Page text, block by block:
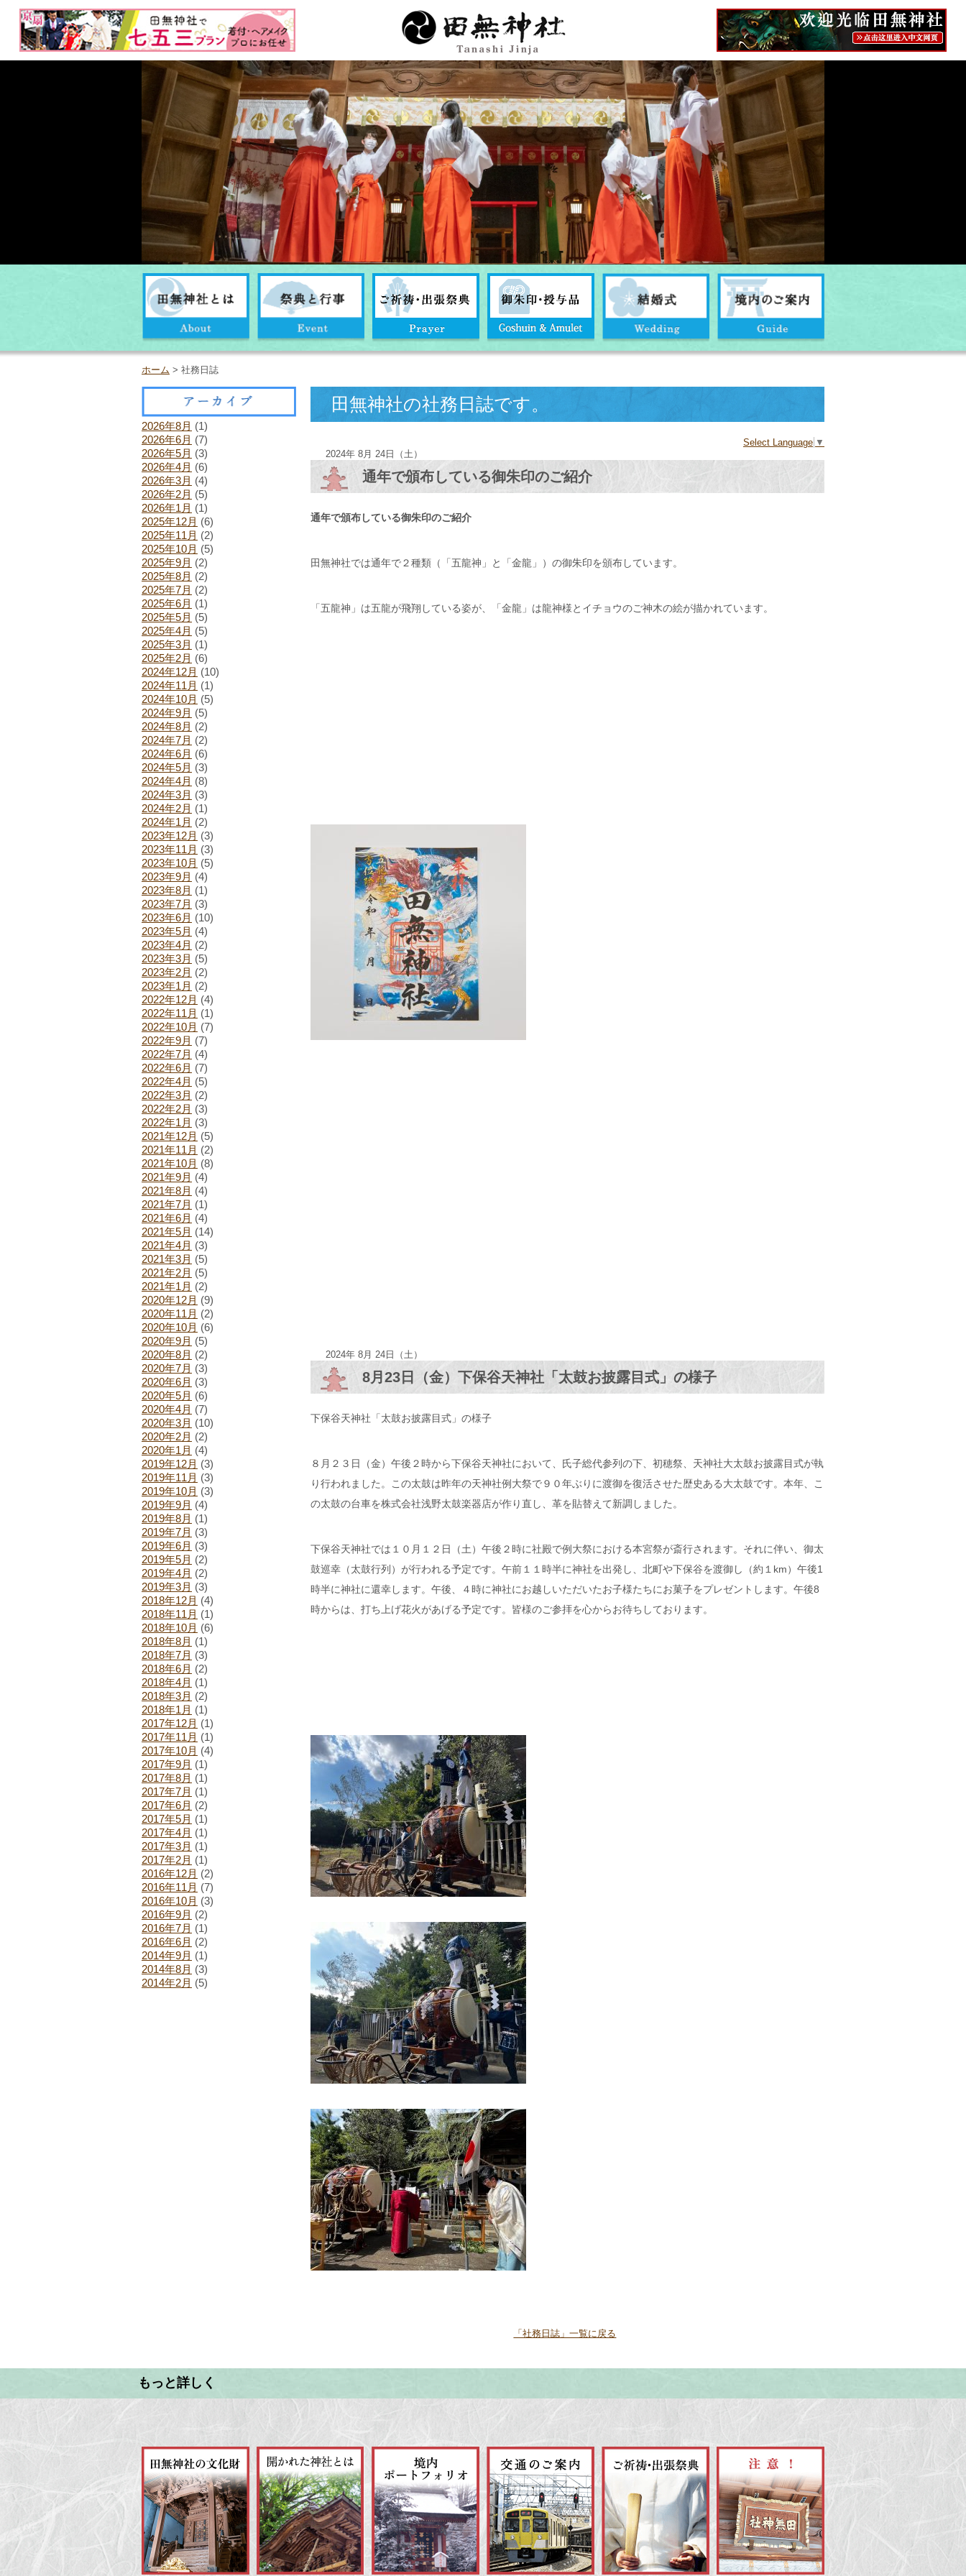
ホーム > 社務日誌
2026年8月 (1)
2026年6月 (7)
2026年5月 (3)
2026年4月 (6)
2026年3月 (4)
2026年2月 (5)
2026年1月 (1)
2025年12月 (6)
2025年11月 (2)
2025年10月 (5)
2025年9月 (2)
2025年8月 (2)
2025年7月 (2)
2025年6月 (1)
2025年5月 (5)
2025年4月 (5)
2025年3月 (1)
2025年2月 (6)
2024年12月 (10)
2024年11月 (1)
2024年10月 (5)
2024年9月 (5)
2024年8月 (2)
2024年7月 (2)
2024年6月 (6)
2024年5月 (3)
2024年4月 (8)
2024年3月 (3)
2024年2月 (1)
2024年1月 (2)
2023年12月 (3)
2023年11月 (3)
2023年10月 (5)
2023年9月 (4)
2023年8月 (1)
2023年7月 (3)
2023年6月 (10)
2023年5月 (4)
2023年4月 (2)
2023年3月 (5)
2023年2月 (2)
2023年1月 (2)
2022年12月 (4)
2022年11月 (1)
2022年10月 (7)
2022年9月 (7)
2022年7月 (4)
2022年6月 (7)
2022年4月 (5)
2022年3月 (2)
2022年2月 (3)
2022年1月 (3)
2021年12月 (5)
2021年11月 (2)
2021年10月 (8)
2021年9月 (4)
2021年8月 (4)
2021年7月 (1)
2021年6月 (4)
2021年5月 (14)
2021年4月 (3)
2021年3月 (5)
2021年2月 (5)
2021年1月 (2)
2020年12月 (9)
2020年11月 (2)
2020年10月 (6)
2020年9月 (5)
2020年8月 (2)
2020年7月 (3)
2020年6月 (3)
2020年5月 (6)
2020年4月 (7)
2020年3月 (10)
2020年2月 (2)
2020年1月 (4)
2019年12月 (3)
2019年11月 (3)
2019年10月 (3)
2019年9月 (4)
2019年8月 (1)
2019年7月 (3)
2019年6月 (3)
2019年5月 (2)
2019年4月 (2)
2019年3月 (3)
2018年12月 (4)
2018年11月 (1)
2018年10月 (6)
2018年8月 (1)
2018年7月 (3)
2018年6月 (2)
2018年4月 (1)
2018年3月 (2)
2018年1月 (1)
2017年12月 (1)
2017年11月 (1)
2017年10月 (4)
2017年9月 (1)
2017年8月 (1)
2017年7月 (1)
2017年6月 (2)
2017年5月 (1)
2017年4月 (1)
2017年3月 (1)
2017年2月 (1)
2016年12月 (2)
2016年11月 (7)
2016年10月 (3)
2016年9月 (2)
2016年7月 (1)
2016年6月 (2)
2014年9月 (1)
2014年8月 (3)
2014年2月 (5)
田無神社の社務日誌です。
Select Language ▼
2024年 8月 24日（土）
通年で頒布している御朱印のご紹介
通年で頒布している御朱印のご紹介
田無神社では通年で２種類（「五龍神」と「金龍」）の御朱印を頒布しています。
「五龍神」は五龍が飛翔している姿が、「金龍」は龍神様とイチョウのご神木の絵が描かれています。
2024年 8月 24日（土）
8月23日（金）下保谷天神社「太鼓お披露目式」の様子
下保谷天神社「太鼓お披露目式」の様子
８月２３日（金）午後２時から下保谷天神社において、氏子総代参列の下、初穂祭、天神社大太鼓お披露目式が執
り行われました。この太鼓は昨年の天神社例大祭で９０年ぶりに渡御を復活させた歴史ある大太鼓です。本年、こ
の太鼓の台車を株式会社浅野太鼓楽器店が作り直し、革を貼替えて新調しました。
下保谷天神社では１０月１２日（土）午後２時に社殿で例大祭における本宮祭が斎行されます。それに伴い、御太
鼓巡幸（太鼓行列）が行われる予定です。午前１１時半に神社を出発し、北町や下保谷を渡御し（約１km）午後1
時半に神社に還幸します。午後、４時に神社にお越しいただいたお子様たちにお菓子をプレゼントします。午後8
時からは、打ち上げ花火があげる予定です。皆様のご参拝を心からお待ちしております。
「社務日誌」一覧に戻る
もっと詳しく